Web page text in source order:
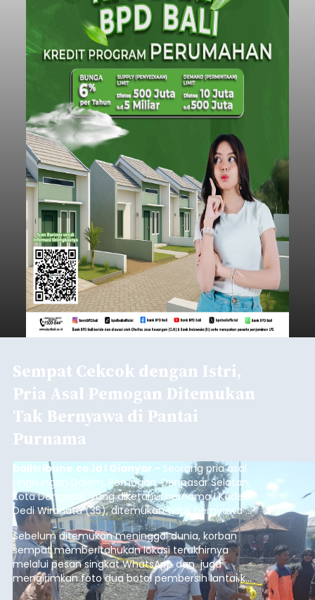
Sempat Cekcok dengan Istri,
Pria Asal Pemogan Ditemukan
Tak Bernyawa di Pantai
Purnama
balitribune.co.id I Gianyar - Seorang pria asal
Lingkungan Dalem, Pemogan, Denpasar Selatan,
Kota Denpasar, yang diketahui bernama I Kadek
Dedi Wiranata (35), ditemukan tidak bernyawa di
pesisir Pantai Purnama, Sukawati.
Sebelum ditemukan meninggal dunia, korban
sempat memberitahukan lokasi terakhirnya
melalui pesan singkat WhatsApp dan juga
mengirimkan foto dua botol pembersih lantai ke
istrinya.